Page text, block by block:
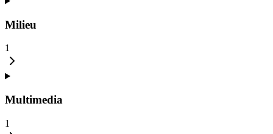
Milieu
1
Multimedia
1